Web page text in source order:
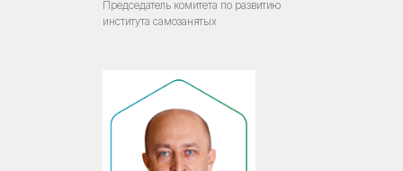
Председатель комитета по развитию
института самозанятых